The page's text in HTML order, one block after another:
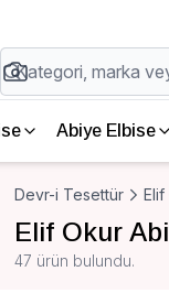
Abiye Elbise
Devr-i Tesettür Elif
Elif Okur
47 ürün bulundu.